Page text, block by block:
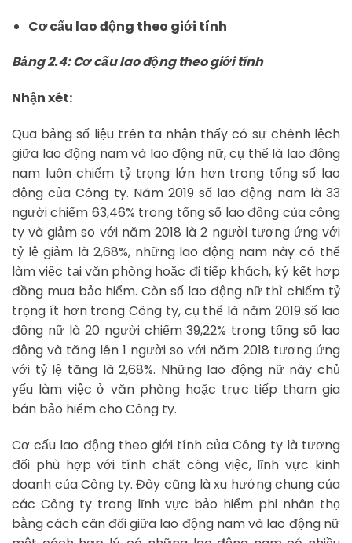
Cơ cấu lao động theo giới tính
Bảng 2.4: Cơ cấu lao động theo giới tính
Nhận xét:
Qua bảng số liệu trên ta nhận thấy có sự chênh lệch
giữa lao động nam và lao động nữ, cụ thể là lao động
nam luôn chiếm tỷ trọng lớn hơn trong tổng số lao
động của Công ty. Năm 2019 số lao động nam là 33
người chiếm 63,46% trong tổng số lao động của công
ty và giảm so với năm 2018 là 2 người tương ứng với
tỷ lệ giảm là 2,68%, những lao động nam này có thể
làm việc tại văn phòng hoặc đi tiếp khách, ký kết hợp
đồng mua bảo hiểm. Còn số lao động nữ thì chiếm tỷ
trọng ít hơn trong Công ty, cụ thể là năm 2019 số lao
động nữ là 20 người chiếm 39,22% trong tổng số lao
động và tăng lên 1 người so với năm 2018 tương ứng
với tỷ lệ tăng là 2,68%. Những lao động nữ này chủ
yếu làm việc ở văn phòng hoặc trực tiếp tham gia
bán bảo hiểm cho Công ty.
Cơ cấu lao động theo giới tính của Công ty là tương
đối phù hợp với tính chất công việc, lĩnh vực kinh
doanh của Công ty. Đây cũng là xu hướng chung của
các Công ty trong lĩnh vực bảo hiểm phi nhân thọ
bằng cách cân đối giữa lao động nam và lao động nữ